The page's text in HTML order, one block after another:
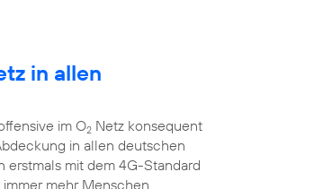
in allen
im O2 Netz konsequent
in allen deutschen
erstmals mit dem 4G-Standard
mehr Menschen